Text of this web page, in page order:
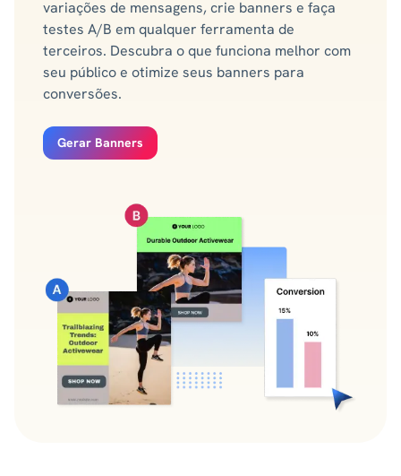
variações de mensagens, crie banners e faça
testes A/B em qualquer ferramenta de
terceiros. Descubra o que funciona melhor com
seu público e otimize seus banners para
conversões.
Gerar Banners